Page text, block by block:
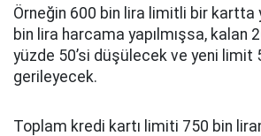
Örneğin 600 bin lira limitli bir kartta
bin lira harcama yapılmışsa, kalan
yüzde 50’si düşülecek ve yeni limit
gerileyecek.
Toplam kredi kartı limiti 750 bin